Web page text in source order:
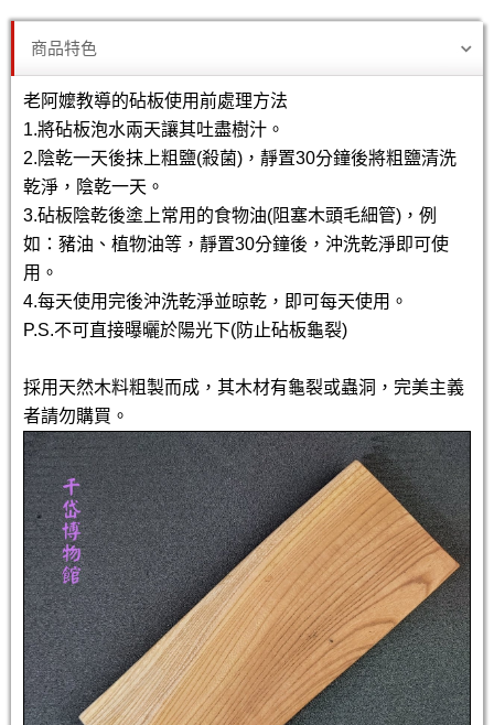
商品特色
老阿嬤教導的砧板使用前處理方法
1.將砧板泡水兩天讓其吐盡樹汁。
2.陰乾一天後抹上粗鹽(殺菌)，靜置30分鐘後將粗鹽清洗
乾淨，陰乾一天。
3.砧板陰乾後塗上常用的食物油(阻塞木頭毛細管)，例
如：豬油、植物油等，靜置30分鐘後，沖洗乾淨即可使
用。
4.每天使用完後沖洗乾淨並晾乾，即可每天使用。
P.S.不可直接曝曬於陽光下(防止砧板龜裂)
採用天然木料粗製而成，其木材有龜裂或蟲洞，完美主義
者請勿購買。